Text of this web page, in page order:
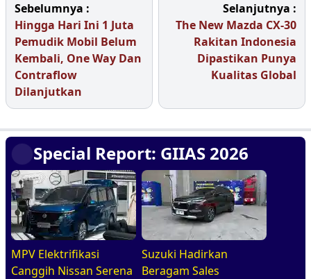
Sebelumnya :
Hingga Hari Ini 1 Juta
Pemudik Mobil Belum
Kembali, One Way Dan
Contraflow
Dilanjutkan
Selanjutnya :
The New Mazda CX-30
Rakitan Indonesia
Dipastikan Punya
Kualitas Global
Special Report: GIIAS 2026
MPV Elektrifikasi
Canggih Nissan Serena
Suzuki Hadirkan
Beragam Sales